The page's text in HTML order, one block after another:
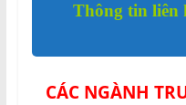
Thông tin liên
CÁC NGÀNH